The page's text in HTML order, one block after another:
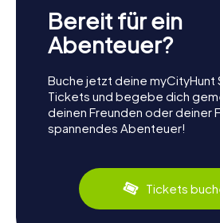
Bereit für ein
Abenteuer?
Buche jetzt deine myCityHunt
Tickets und begebe dich
deinen Freunden oder deiner
spannendes Abenteuer!
Tickets